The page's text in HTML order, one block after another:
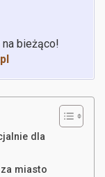
bieżąco!
dla
miasto